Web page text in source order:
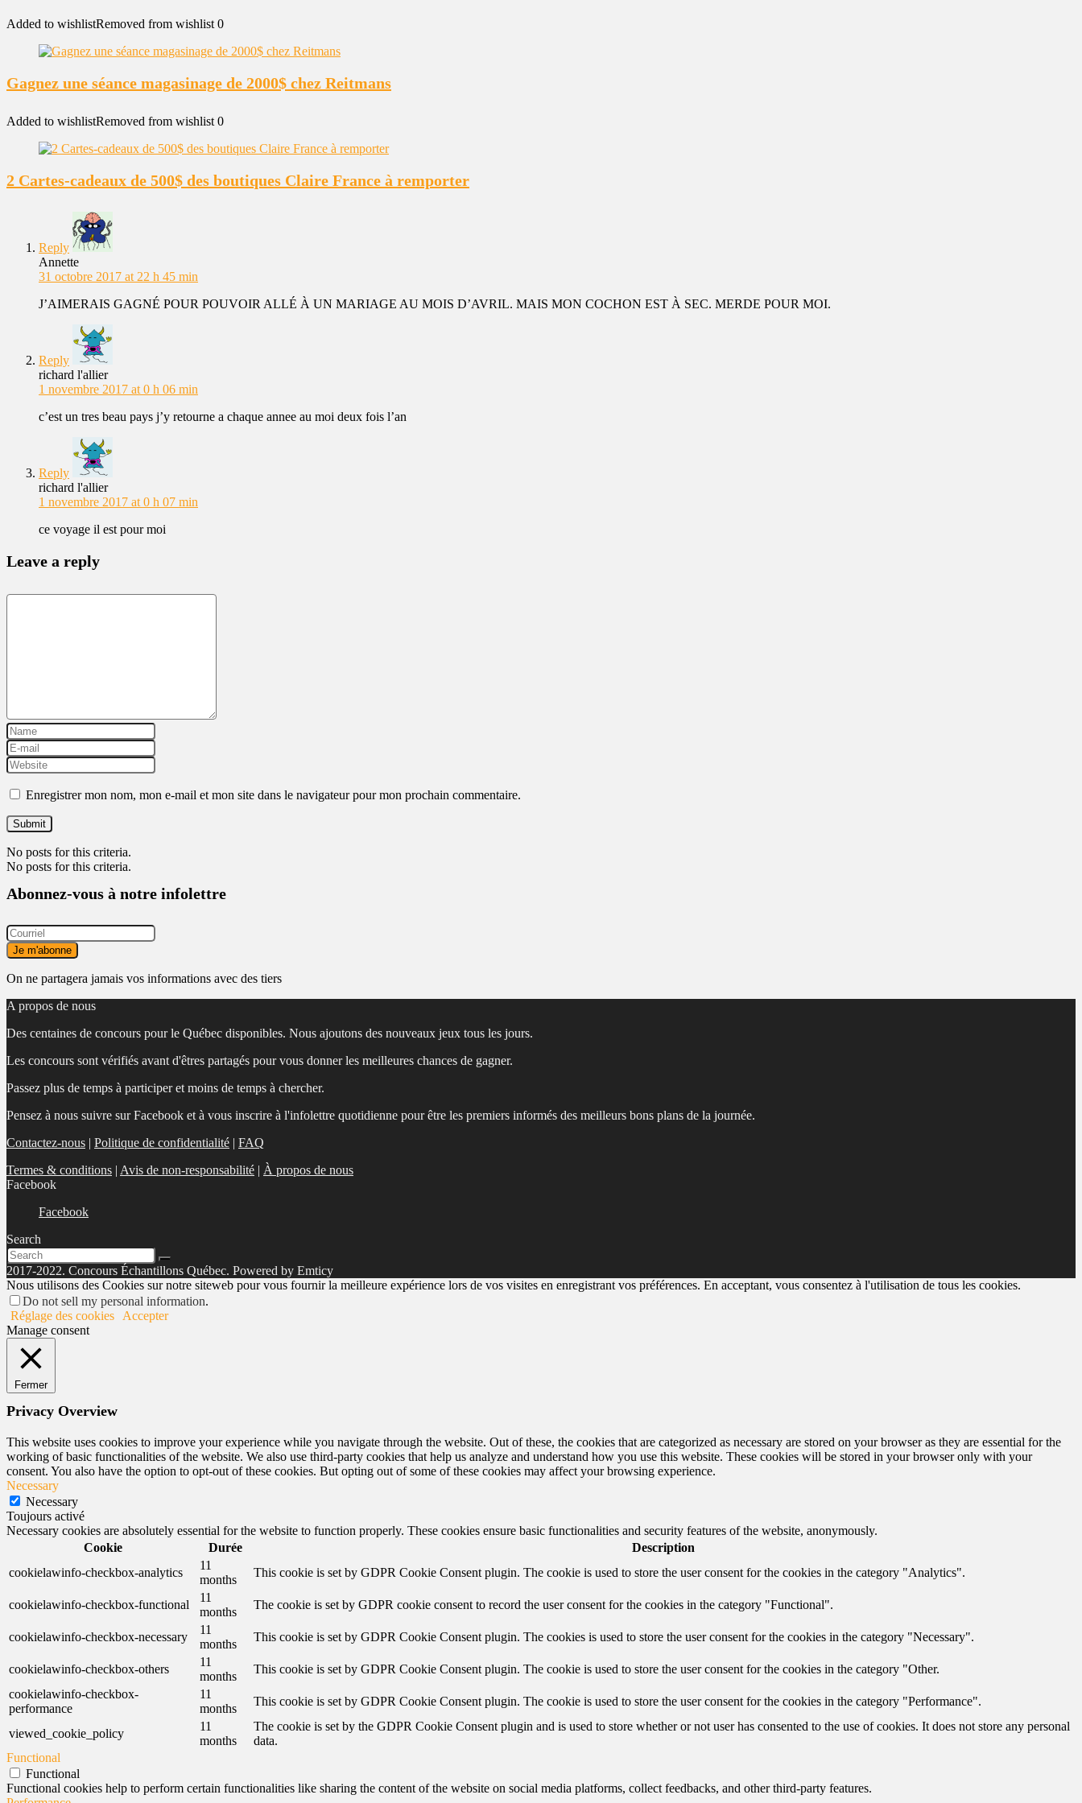
Added to wishlistRemoved from wishlist 0
Gagnez une séance magasinage de 2000$ chez Reitmans
Added to wishlistRemoved from wishlist 0
2 Cartes-cadeaux de 500$ des boutiques Claire France à remporter
Reply
Annette
31 octobre 2017 at 22 h 45 min
J’AIMERAIS GAGNÉ POUR POUVOIR ALLÉ À UN MARIAGE AU MOIS D’AVRIL. MAIS MON COCHON EST À SEC. MERDE POUR MOI.
Reply
richard l'allier
1 novembre 2017 at 0 h 06 min
c’est un tres beau pays j’y retourne a chaque annee au moi deux fois l’an
Reply
richard l'allier
1 novembre 2017 at 0 h 07 min
ce voyage il est pour moi
Leave a reply
Enregistrer mon nom, mon e-mail et mon site dans le navigateur pour mon prochain commentaire.
No posts for this criteria.
No posts for this criteria.
Abonnez-vous à notre infolettre
On ne partagera jamais vos informations avec des tiers
A propos de nous
Des centaines de concours pour le Québec disponibles. Nous ajoutons des nouveaux jeux tous les jours.
Les concours sont vérifiés avant d'êtres partagés pour vous donner les meilleures chances de gagner.
Passez plus de temps à participer et moins de temps à chercher.
Pensez à nous suivre sur Facebook et à vous inscrire à l'infolettre quotidienne pour être les premiers informés des meilleurs bons plans de la journée.
Contactez-nous | Politique de confidentialité | FAQ
Termes & conditions | Avis de non-responsabilité | À propos de nous
Facebook
Facebook
Search
2017-2022. Concours Échantillons Québec. Powered by Emticy
Nous utilisons des Cookies sur notre siteweb pour vous fournir la meilleure expérience lors de vos visites en enregistrant vos préférences. En acceptant, vous consentez à l'utilisation de tous les cookies.
Do not sell my personal information.
Réglage des cookies
Accepter
Manage consent
Fermer
Privacy Overview
This website uses cookies to improve your experience while you navigate through the website. Out of these, the cookies that are categorized as necessary are stored on your browser as they are essential for the
working of basic functionalities of the website. We also use third-party cookies that help us analyze and understand how you use this website. These cookies will be stored in your browser only with your
consent. You also have the option to opt-out of these cookies. But opting out of some of these cookies may affect your browsing experience.
Necessary
Necessary
Toujours activé
Necessary cookies are absolutely essential for the website to function properly. These cookies ensure basic functionalities and security features of the website, anonymously.
Cookie
Durée
Description
cookielawinfo-checkbox-analytics
11
months
This cookie is set by GDPR Cookie Consent plugin. The cookie is used to store the user consent for the cookies in the category "Analytics".
cookielawinfo-checkbox-functional
11
months
The cookie is set by GDPR cookie consent to record the user consent for the cookies in the category "Functional".
cookielawinfo-checkbox-necessary
11
months
This cookie is set by GDPR Cookie Consent plugin. The cookies is used to store the user consent for the cookies in the category "Necessary".
cookielawinfo-checkbox-others
11
months
This cookie is set by GDPR Cookie Consent plugin. The cookie is used to store the user consent for the cookies in the category "Other.
cookielawinfo-checkbox-
performance
11
months
This cookie is set by GDPR Cookie Consent plugin. The cookie is used to store the user consent for the cookies in the category "Performance".
viewed_cookie_policy
11
months
The cookie is set by the GDPR Cookie Consent plugin and is used to store whether or not user has consented to the use of cookies. It does not store any personal
data.
Functional
Functional
Functional cookies help to perform certain functionalities like sharing the content of the website on social media platforms, collect feedbacks, and other third-party features.